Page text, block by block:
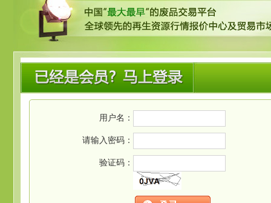
用户名：
请输入密码：
验证码：